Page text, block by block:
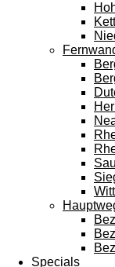
Specials